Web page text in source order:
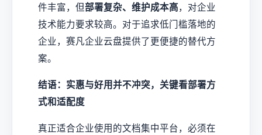
件丰富，但部署复杂、维护成本高，对企业
技术能力要求较高。对于追求低门槛落地的
企业，赛凡企业云盘提供了更便捷的替代方
案。
结语：实惠与好用并不冲突，关键看部署方
式和适配度
真正适合企业使用的文档集中平台，必须在